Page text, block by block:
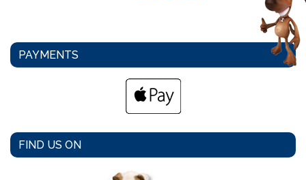
PAYMENTS
FIND US ON